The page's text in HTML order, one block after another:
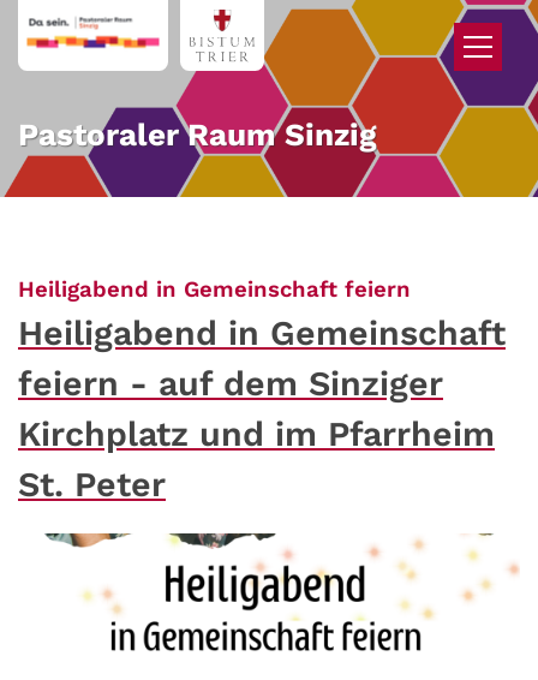
Zum Inhalt springen
Pastoraler Raum Sinzig
Heiligabend in Gemeinschaft feiern
Heiligabend in Gemeinschaft
feiern - auf dem Sinziger
Kirchplatz und im Pfarrheim
St. Peter